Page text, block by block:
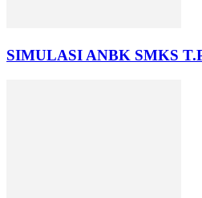
SIMULASI ANBK SMKS